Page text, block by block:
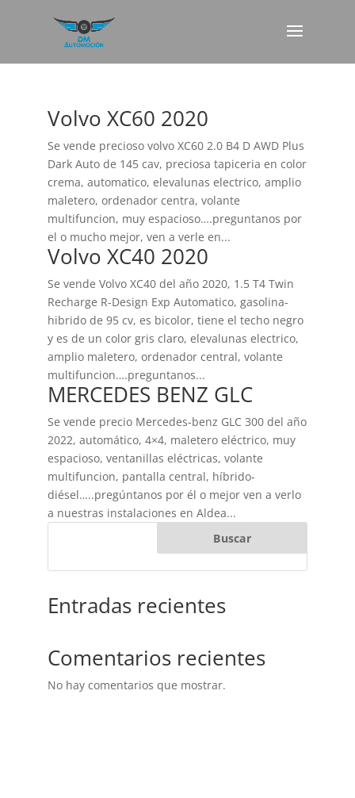
Volvo XC60 2020
Se vende precioso volvo XC60 2.0 B4 D AWD Plus
Dark Auto de 145 cav, preciosa tapiceria en color
crema, automatico, elevalunas electrico, amplio
maletero, ordenador centra, volante
multifuncion, muy espacioso….preguntanos por
el o mucho mejor, ven a verle en...
Volvo XC40 2020
Se vende Volvo XC40 del año 2020, 1.5 T4 Twin
Recharge R-Design Exp Automatico, gasolina-
hibrido de 95 cv, es bicolor, tiene el techo negro
y es de un color gris claro, elevalunas electrico,
amplio maletero, ordenador central, volante
multifuncion….preguntanos...
MERCEDES BENZ GLC
Se vende precio Mercedes-benz GLC 300 del año
2022, automático, 4×4, maletero eléctrico, muy
espacioso, ventanillas eléctricas, volante
multifuncion, pantalla central, híbrido-
diésel…..pregúntanos por él o mejor ven a verlo
a nuestras instalaciones en Aldea...
Buscar
Entradas recientes
Comentarios recientes
No hay comentarios que mostrar.